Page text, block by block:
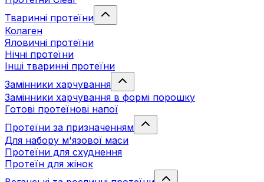
Тваринні протеїни
Колаген
Яловичні протеїни
Нічні протеїни
Інші тваринні протеїни
Замінники харчування
Замінники харчування в формі порошку
Готові протеїнові напої
Протеїни за призначенням
Для набору м'язової маси
Протеїни для схуднення
Протеїн для жінок